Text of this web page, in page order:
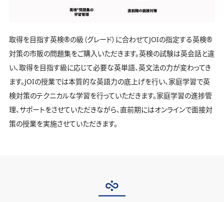
取得を目指す英検®️の級（グレード）に合わせてJOIの指定する英検®️
対策の市販の問題集をご購入いただきます。英検の試験は英会話と違
い、取得を目指す級に応じて必要な英単語、英文法の力が変わってき
ます。JOIの授業では本質的な英語力の底上げを行い、家庭学習で英
検対策のテクニカルな学習を行っていただきます。家庭学習の進捗管
理、サポートをさせていただきながら、直前期にはオンラインで面接対
策の授業を実施させていただきます。